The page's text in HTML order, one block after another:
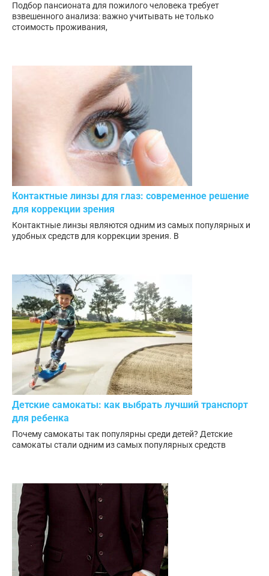
Подбор пансионата для пожилого человека требует
взвешенного анализа: важно учитывать не только
стоимость проживания,
Контактные линзы для глаз: современное решение
для коррекции зрения
Контактные линзы являются одним из самых популярных и
удобных средств для коррекции зрения. В
Детские самокаты: как выбрать лучший транспорт
для ребенка
Почему самокаты так популярны среди детей? Детские
самокаты стали одним из самых популярных средств